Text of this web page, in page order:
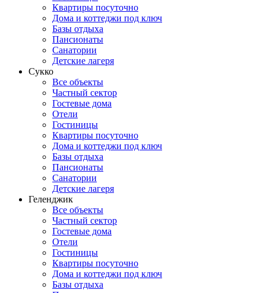
Квартиры посуточно
Дома и коттеджи под ключ
Базы отдыха
Пансионаты
Санатории
Детские лагеря
Сукко
Все объекты
Частный сектор
Гостевые дома
Отели
Гостиницы
Квартиры посуточно
Дома и коттеджи под ключ
Базы отдыха
Пансионаты
Санатории
Детские лагеря
Геленджик
Все объекты
Частный сектор
Гостевые дома
Отели
Гостиницы
Квартиры посуточно
Дома и коттеджи под ключ
Базы отдыха